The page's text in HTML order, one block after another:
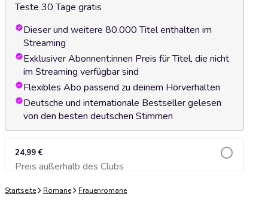
Teste 30 Tage gratis
Dieser und weitere 80.000 Titel enthalten im
Streaming
Exklusiver Abonnent:innen Preis für Titel, die nicht
im Streaming verfügbar sind
Flexibles Abo passend zu deinem Hörverhalten
Deutsche und internationale Bestseller gelesen
von den besten deutschen Stimmen
24,99 €
Preis außerhalb des ClubsZum Warenkorb hinzufügen
Startseite Romane Frauenromane